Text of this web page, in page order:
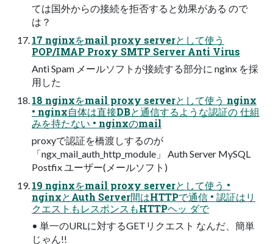
ては国外からの接続を拒否すると効果がある ので
は？
17 nginxをmail proxy serverとして使う
POP/IMAP Proxy SMTP Server Anti Virus
Anti Spam メールソフトが接続する部分に nginx を採
用した
18 nginxをmail proxy serverとして使う nginx
• nginx自体は直接DBと通信するような認証の 仕組
みを持たない • nginxのmail
proxyで認証を橋渡しするのが
「ngx_mail_auth_http_module」 Auth Server MySQL
Postfix ユーザー(メールソフト)
19 nginxをmail proxy serverとして使う •
nginxとAuth Server間はHTTPで通信 • 認証はリ
クエストもレスポンスもHTTPヘッ ダで
• 単一のURLに対するGETリクエスト なんだ、簡単
じゃん!!